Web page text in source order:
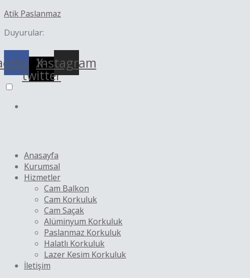
atla
Atik Paslanmaz
Duyurular:
X-
twitter
Instagram
Anasayfa
Kurumsal
Hizmetler
Cam Balkon
Cam Korkuluk
Cam Saçak
Alüminyum Korkuluk
Paslanmaz Korkuluk
Halatlı Korkuluk
Lazer Kesim Korkuluk
İletişim
dolaşımı